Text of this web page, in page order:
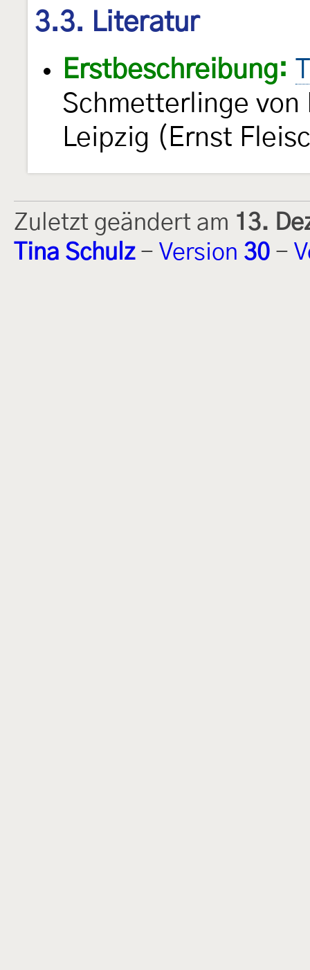
3.3. Literatur
Erstbeschreibung:
Schmetterlinge von
Leipzig (Ernst
Zuletzt geändert am 13.
Tina Schulz- Version 30 -